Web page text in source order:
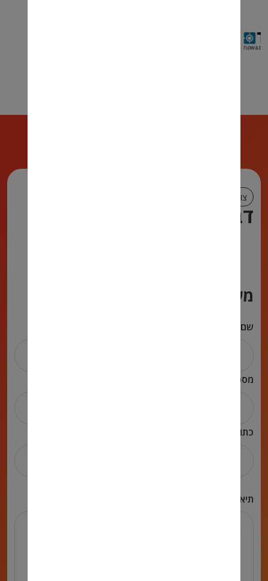
צור קשר
דברו איתנו!
מעדיפים שנחזור אליכם?
שם מלא
מספר טלפון
כתובת אימייל
תיאור הפניה